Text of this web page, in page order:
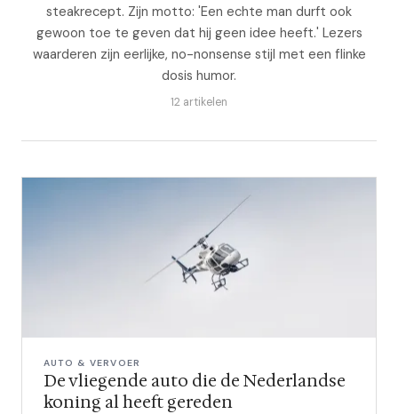
steakrecept. Zijn motto: 'Een echte man durft ook
gewoon toe te geven dat hij geen idee heeft.' Lezers
waarderen zijn eerlijke, no-nonsense stijl met een flinke
dosis humor.
12 artikelen
AUTO & VERVOER
De vliegende auto die de Nederlandse
koning al heeft gereden